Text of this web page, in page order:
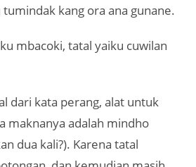
kang ora ana gunane.
mbacoki, tatal yaiku cuwilan
dari kata perang, alat untuk
maknanya adalah mindho
dua kali?). Karena tatal